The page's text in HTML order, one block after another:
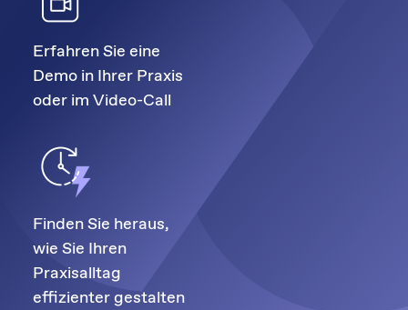
Erfahren Sie eine
Demo in Ihrer Praxis
oder im Video-Call
Finden Sie heraus,
wie Sie Ihren
Praxisalltag
effizienter gestalten